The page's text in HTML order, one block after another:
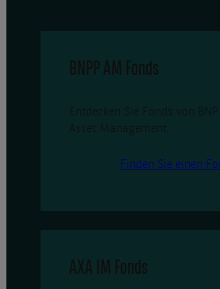
BNPP AM Fonds
Entdecken Sie Fonds von BNP
Asset Management.
Finden Sie einen
AXA IM Fonds